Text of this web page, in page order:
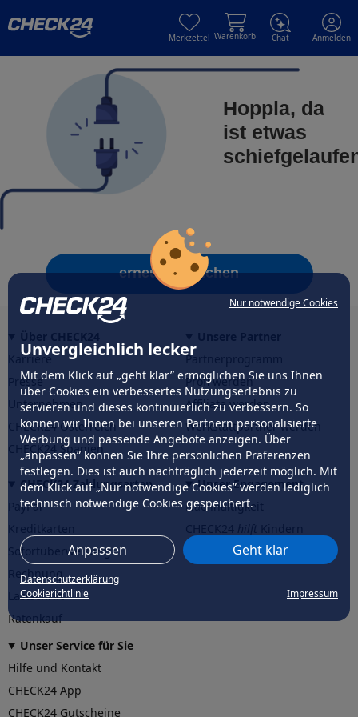
Nur notwendige Cookies
Unvergleichlich lecker
Mit dem Klick auf „geht klar” ermöglichen Sie uns Ihnen
über Cookies ein verbessertes Nutzungserlebnis zu
servieren und dieses kontinuierlich zu verbessern. So
können wir Ihnen bei unseren Partnern personalisierte
Werbung und passende Angebote anzeigen. Über
„anpassen” können Sie Ihre persönlichen Präferenzen
festlegen. Dies ist auch nachträglich jederzeit möglich. Mit
dem Klick auf „Nur notwendige Cookies” werden lediglich
technisch notwendige Cookies gespeichert.
Anpassen Geht klar
Datenschutzerklärung
Cookierichtlinie
Impressum
Merkzettel Warenkorb Chat Anmelden
Hoppla, da
ist etwas
erneut versuchen
Karriere
Presse
Unternehmen
CHECK24 Österreich
CHECK24 Spanien
Partnerprogramm
Profi werden
Affiliate werden
Werkstattpartner werden
CHECK24 Zahlungsarten
PayPal
Sofortüberweisung
Rechnung
Lastschrift
Ratenkauf
Unser Engagement
Nachhaltigkeit
CHECK24hilftder Natur
Unser Service für Sie
Hilfe und Kontakt
CHECK24 App
CHECK24 Gutscheine